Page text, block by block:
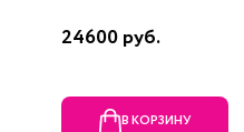
24600 руб.
В КОРЗИНУ